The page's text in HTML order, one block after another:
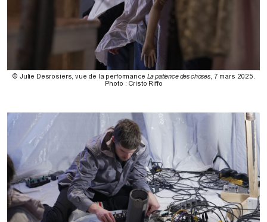
© Julie Desrosiers, vue de la performance La patience des choses , 7 mars 2025.
Photo : Cristo Riffo